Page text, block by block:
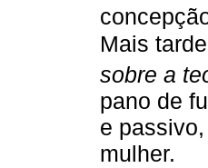
Mais
sobre a
pano de
e
mulher.